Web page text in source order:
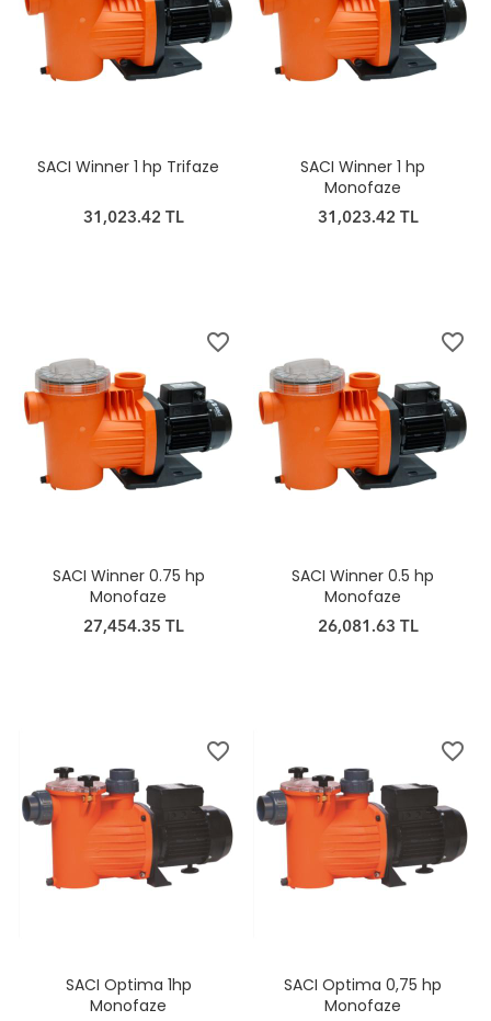
SACI Winner 1 hp Trifaze
31,023.42 TL
SACI Winner 1 hp
Monofaze
31,023.42 TL
favorite_border
SACI Winner 0.75 hp
Monofaze
27,454.35 TL
favorite_border
SACI Winner 0.5 hp
Monofaze
26,081.63 TL
favorite_border
SACI Optima 1hp
Monofaze
favorite_border
SACI Optima 0,75 hp
Monofaze